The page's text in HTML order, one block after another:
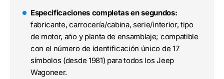
Especificaciones completas en segundos:
fabricante, carrocería/cabina, serie/interior, tipo
de motor, año y planta de ensamblaje; compatible
con el número de identificación único de 17
símbolos (desde 1981) para todos los Jeep
Wagoneer.